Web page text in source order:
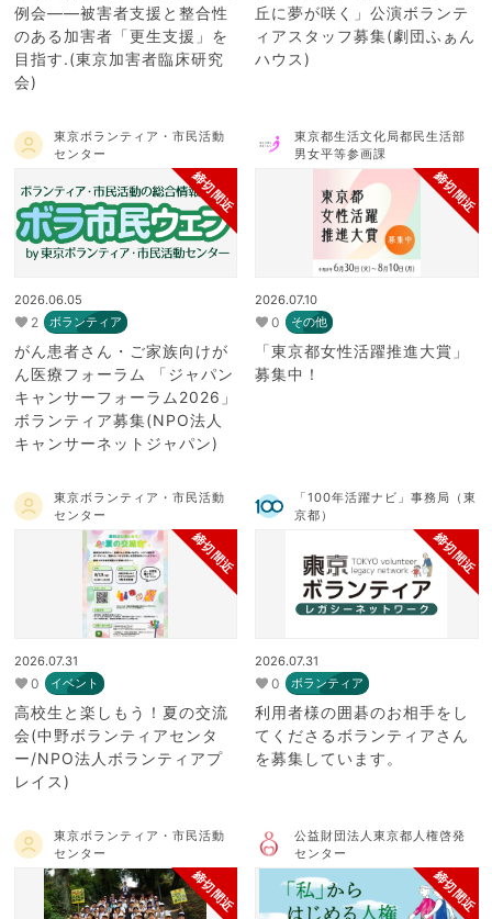
例会――被害者支援と整合性
のある加害者「更生支援」を
目指す.(東京加害者臨床研究
会)
丘に夢が咲く」公演ボランテ
ィアスタッフ募集(劇団ふぁん
ハウス)
東京ボランティア・市民活動
センター
締切間近
2026.06.05
2 ボランティア
がん患者さん・ご家族向けが
ん医療フォーラム 「ジャパン
キャンサーフォーラム2026」
ボランティア募集(NPO法人
キャンサーネットジャパン)
東京都生活文化局都民生活部
男女平等参画課
締切間近
2026.07.10
0 その他
「東京都女性活躍推進大賞」
募集中！
東京ボランティア・市民活動
センター
締切間近
2026.07.31
0 イベント
高校生と楽しもう！夏の交流
会(中野ボランティアセンタ
ー/NPO法人ボランティアプ
レイス)
「100年活躍ナビ」事務局（東
京都）
締切間近
2026.07.31
0 ボランティア
利用者様の囲碁のお相手をし
てくださるボランティアさん
を募集しています。
東京ボランティア・市民活動
センター
締切間近
公益財団法人東京都人権啓発
センター
締切間近